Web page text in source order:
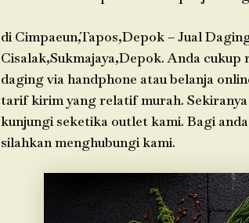
di Cimpaeun,Tapos,Depok – Jual
Cisalak,Sukmajaya,Depok. Anda
daging via handphone atau belanja
tarif kirim yang relatif murah.
kunjungi seketika outlet kami. Bagi
silahkan menghubungi kami.